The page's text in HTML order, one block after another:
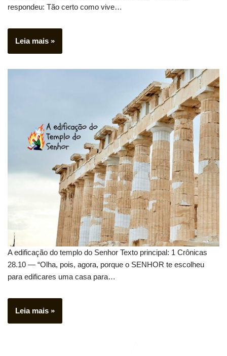
respondeu: Tão certo como vive…
Leia mais »
A edificação do templo do Senhor Texto principal: 1 Crônicas
28.10 — “Olha, pois, agora, porque o SENHOR te escolheu
para edificares uma casa para…
Leia mais »